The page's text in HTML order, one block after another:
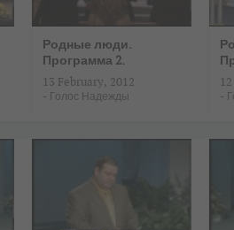
Родные люди.
Программа 2.
13 February, 2012
- Голос Надежды -